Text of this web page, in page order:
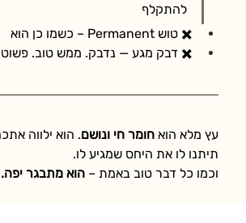
להתקלף
✖️ טוש Permanent – כשמו כן הוא
✖️ דבק מגע — נדבק. ממש טוב.
עץ מלא הוא חומר חי ונושם. הוא ילווה
תיתנו לו את היחס שמגיע לו.
וכמו כל דבר טוב באמת – הוא מתבגר יפה.